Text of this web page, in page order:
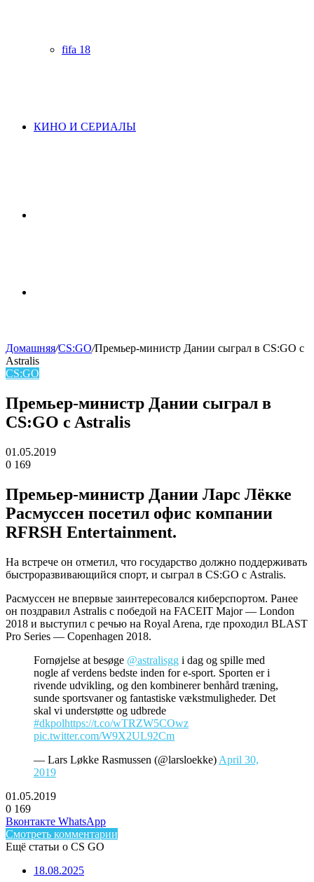
fifa 18
КИНО И СЕРИАЛЫ
skin
Домашняя/CS:GO/Премьер‑министр Дании сыграл в CS:GO c
Astralis
CS:GO
Премьер‑министр Дании сыграл в
CS:GO c Astralis
01.05.2019
0 169
Премьер-министр Дании Ларс Лёкке
Расмуссен посетил офис компании
RFRSH Entertainment.
На встрече он отметил, что государство должно поддерживать
быстроразвивающийся спорт, и сыграл в CS:GO с Astralis.
Расмуссен не впервые заинтересовался киберспортом. Ранее
он поздравил Astralis с победой на FACEIT Major — London
2018 и выступил с речью на Royal Arena, где проходил BLAST
Pro Series — Copenhagen 2018.
Fornøjelse at besøge @astralisgg i dag og spille med
nogle af verdens bedste inden for e-sport. Sporten er i
rivende udvikling, og den kombinerer benhård træning,
sunde sportsvaner og fantastiske vækstmuligheder. Det
skal vi understøtte og udbrede
#dkpolhttps://t.co/wTRZW5COwz
pic.twitter.com/W9X2UL92Cm
— Lars Løkke Rasmussen (@larsloekke) April 30,
2019
01.05.2019
0 169
Facebook
Twitter
LinkedIn
Вконтакте WhatsAppTelegram
Смотреть комментарии
Ещё статьи о CS GO
18.08.2025